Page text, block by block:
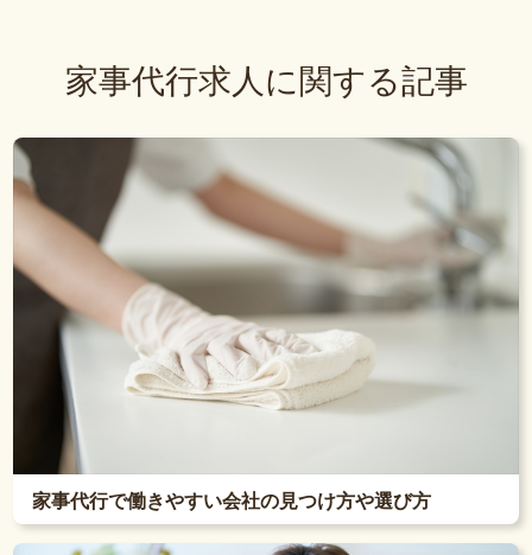
家事代行求人に関する記事
家事代行で働きやすい会社の見つけ方や選び方